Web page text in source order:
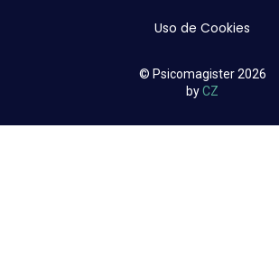
Uso de Cookies
© Psicomagister 2026
byCZ